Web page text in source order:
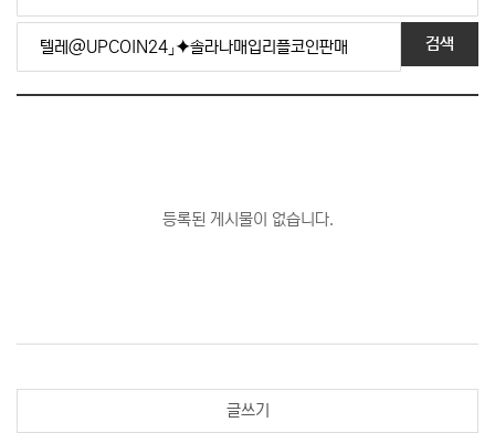
검색
등록된 게시물이 없습니다.
글쓰기